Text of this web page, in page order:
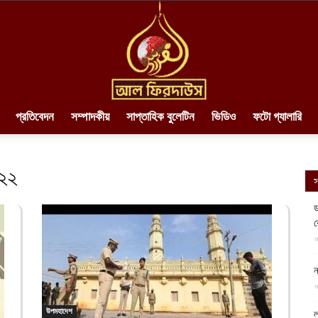
||
প্রতিবেদন সম্পাদকীয় সাপ্তাহিক বুলেটিন ভিডিও ফটো গ্যালারি
উপমহাদেশ